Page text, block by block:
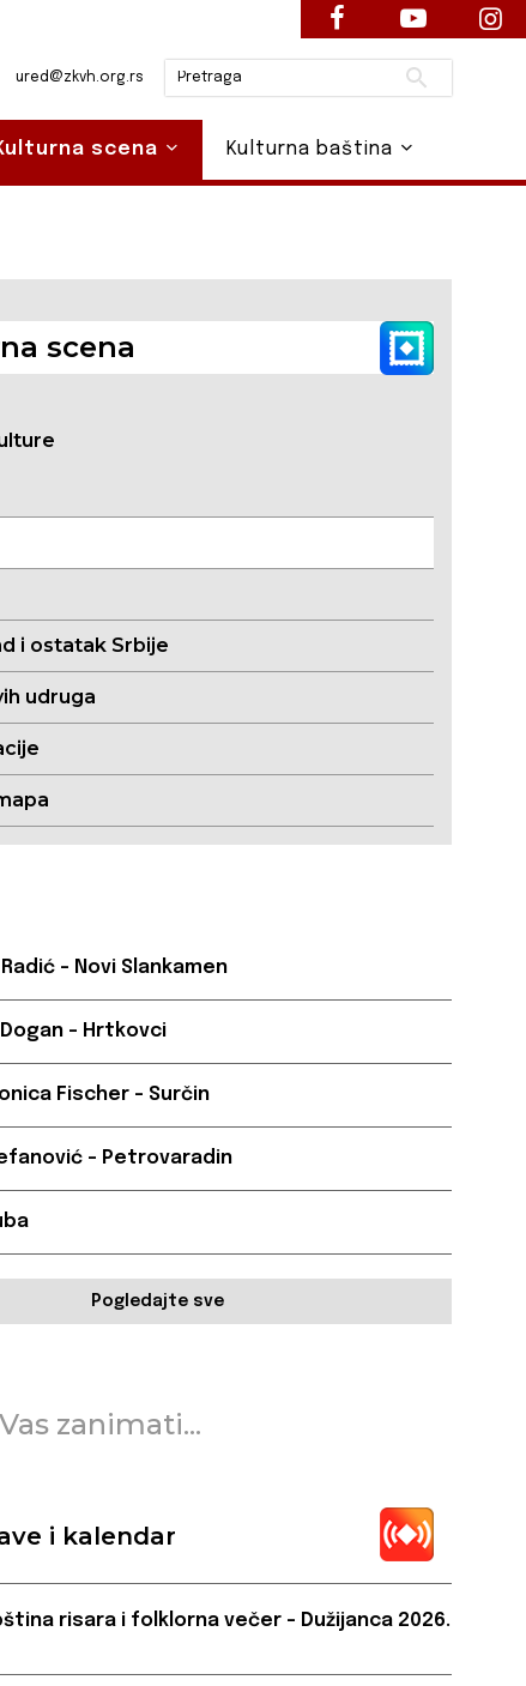
scena
i ostatak Srbije
udruga
– Novi Slankamen
Dogan – Hrtkovci
Fischer – Surčin
– Petrovaradin
Pogledajte sve
zanimati...
i kalendar
risara i folklorna večer – Dužijanca 2026.
ured@zkvh.org.rs Pretraži
scena Kulturna baština